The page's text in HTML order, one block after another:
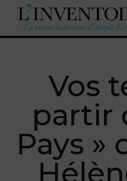
Vos
partir
Pays »